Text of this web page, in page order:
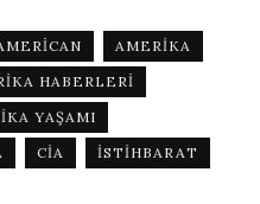
AMERIKA
HABERLERI
YAŞAMI
CIA
ISTIHBARAT